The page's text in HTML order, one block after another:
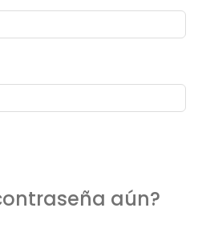
aún?